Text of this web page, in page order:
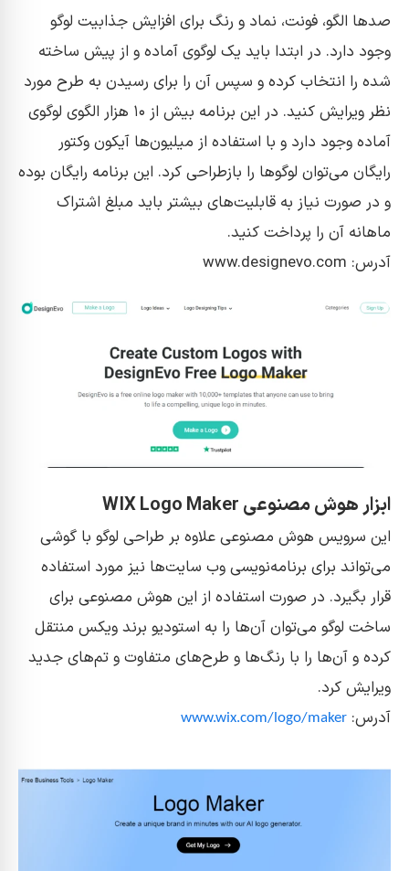
صد‌ها الگو، فونت، نماد و رنگ برای افزایش جذابیت لوگو
وجود دارد. در ابتدا باید یک لوگوی آماده و از پیش ساخته
شده را انتخاب کرده و سپس آن را برای رسیدن به طرح مورد
نظر ویرایش کنید. در این برنامه بیش از ۱۰ هزار الگوی لوگوی
آماده وجود دارد و با استفاده از میلیون‌ها آیکون وکتور
رایگان می‌توان لوگو‌ها را بازطراحی کرد. این برنامه رایگان بوده
و در صورت نیاز به قابلیت‌های بیشتر باید مبلغ اشتراک
ماهانه آن را پرداخت کنید.
آدرس: www.designevo.com
ابزار هوش مصنوعی WIX Logo Maker
این سرویس هوش مصنوعی علاوه بر طراحی لوگو با گوشی
می‌تواند برای برنامه‌نویسی وب سایت‌ها نیز مورد استفاده
قرار بگیرد. در صورت استفاده از این هوش مصنوعی برای
ساخت لوگو می‌توان آن‌ها را به استودیو برند ویکس منتقل
کرده و آن‌ها را با رنگ‌ها و طرح‌های متفاوت و تم‌های جدید
ویرایش کرد.
آدرس: www.wix.com/logo/maker